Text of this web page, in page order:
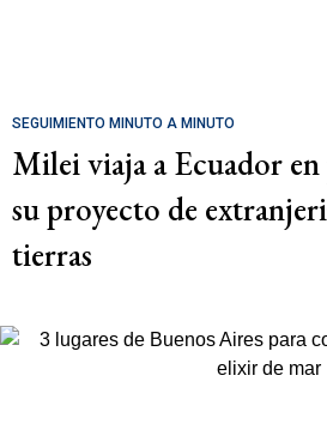
SEGUIMIENTO MINUTO A MINUTO
Milei viaja a Ecuador en
su proyecto de
tierras